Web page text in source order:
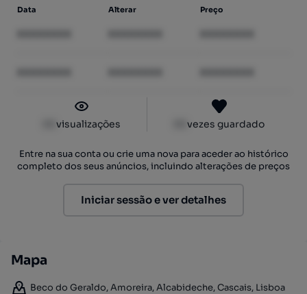
Data Alterar Preço
visualizações vezes guardado
Entre na sua conta ou crie uma nova para aceder ao histórico
completo dos seus anúncios, incluindo alterações de preços
Iniciar sessão e ver detalhes
Mapa
Beco do Geraldo, Amoreira, Alcabideche, Cascais, Lisboa